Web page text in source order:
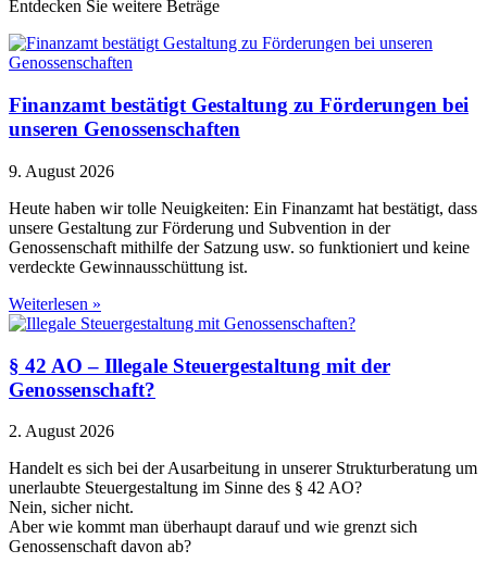
Entdecken Sie weitere Beträge
Finanzamt bestätigt Gestaltung zu Förderungen bei
unseren Genossenschaften
9. August 2026
Heute haben wir tolle Neuigkeiten: Ein Finanzamt hat bestätigt, dass
unsere Gestaltung zur Förderung und Subvention in der
Genossenschaft mithilfe der Satzung usw. so funktioniert und keine
verdeckte Gewinnausschüttung ist.
Weiterlesen »
§ 42 AO – Illegale Steuergestaltung mit der
Genossenschaft?
2. August 2026
Handelt es sich bei der Ausarbeitung in unserer Strukturberatung um
unerlaubte Steuergestaltung im Sinne des § 42 AO?
Nein, sicher nicht.
Aber wie kommt man überhaupt darauf und wie grenzt sich
Genossenschaft davon ab?